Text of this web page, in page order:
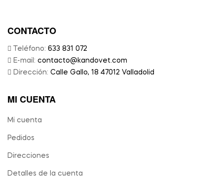
CONTACTO
Teléfono: 633 831 072
E-mail: contacto@kandovet.com
Dirección: Calle Gallo, 18 47012 Valladolid
MI CUENTA
Mi cuenta
Pedidos
Direcciones
Detalles de la cuenta